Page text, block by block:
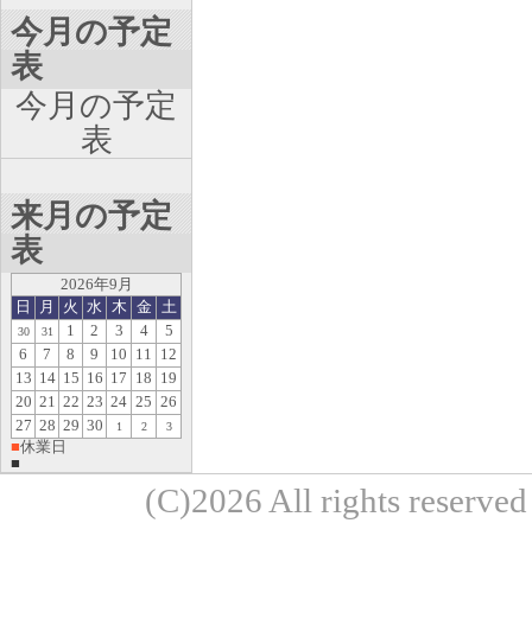
今月の予定
表
今月の予定
表
来月の予定
表
2026年9月
日
月 火 水 木 金 土
30 31 1 2 3 4
5
6
7 8 9 10 11
12
13 14 15 16 17 18 19
20 21 22 23 24 25 26
27 28 29 30 1 2 3
■休業日
■
(C)2026 All rights